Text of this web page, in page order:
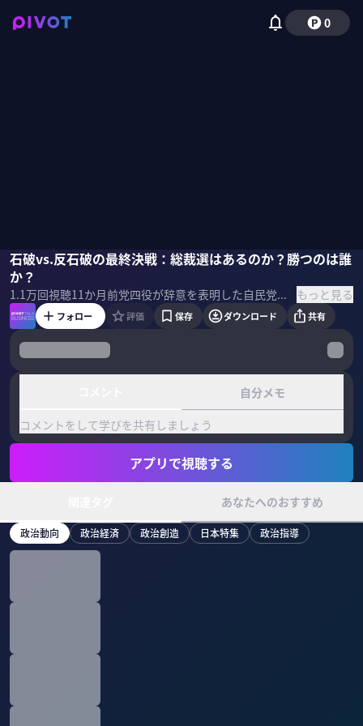
0
石破vs.反石破の最終決戦：総裁選はあるのか？勝つのは誰
か？
1.1万回視聴11か月前 党四役が辞意を表明した自民党。石破首相は辞任を受け入れるのか？前倒しの総裁選はあるのか？9月8日の投票を左右する要素は何か？そして、新総裁によって連立シナリオはどう変わるのか？朝日新聞の林尚行・前政治部長に聞いた。 ＜ゲスト＞ 林尚行｜朝日新聞 前政治部長 1995年朝日新聞入社。小泉純一郎、小沢一郎、山崎拓、谷垣禎一各氏らの番記者。経済部で経済産業省担当。2025年4月からコンテンツ政策担当補佐役を務める。 ＜目次＞ もっと見る
林尚行佐々木紀彦
フォロー 評価 保存 ダウンロード 共有
自分メモ
コメントをして学びを共有しましょう
アプリで視聴する
あなたへのおすすめ
政治動向 政治経済 政治創造 日本特集 政治指導